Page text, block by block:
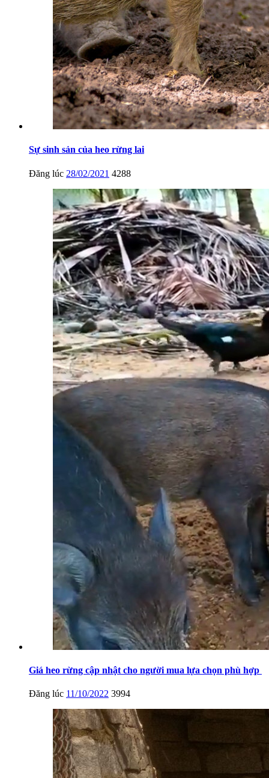
Sự sinh sản của heo rừng lai
Đăng lúc 28/02/2021 4288
Giá heo rừng cập nhật cho người mua lựa chọn phù hợp
Đăng lúc 11/10/2022 3994